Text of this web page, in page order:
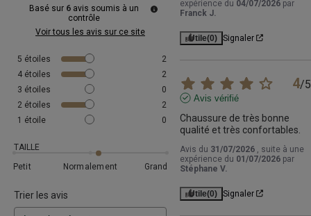
Basé sur 6 avis soumis à un
contrôle
Voir tous les avis sur ce site
5 étoiles
2
4 étoiles
2
3 étoiles
0
2 étoiles
2
1 étoile 0
TAILLE
Petit
Normalement Grand
Trier les avis
expérience du 04/07/2026 par
Franck J.
Utile(0) Signaler
4/5
Avis vérifié
Chaussure de très bonne
qualité et très confortables.
Avis du 31/07/2026 , suite à une
expérience du 01/07/2026 par
Stéphane V.
Utile(0) Signaler